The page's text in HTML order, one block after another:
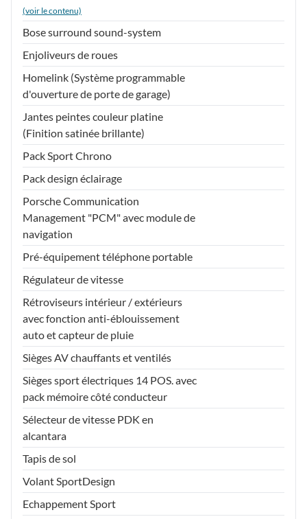
(voir le contenu)
Bose surround sound-system
Enjoliveurs de roues
Homelink (Système programmable
d'ouverture de porte de garage)
Jantes peintes couleur platine
(Finition satinée brillante)
Pack Sport Chrono
Pack design éclairage
Porsche Communication
Management "PCM" avec module de
navigation
Pré-équipement téléphone portable
Régulateur de vitesse
Rétroviseurs intérieur / extérieurs
avec fonction anti-éblouissement
auto et capteur de pluie
Sièges AV chauffants et ventilés
Sièges sport électriques 14 POS. avec
pack mémoire côté conducteur
Sélecteur de vitesse PDK en
alcantara
Tapis de sol
Volant SportDesign
Echappement Sport